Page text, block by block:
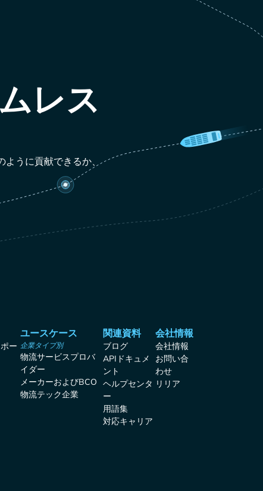
レス
ように貢献できるか、
ー
ユースケース
企業タイプ別
物流サービスプロバ
イダー
メーカーおよびBCO
物流テック企業
関連資料
ブログ
APIドキュメ
ント
ヘルプセンタ
ー
用語集
対応キャリア
会社情報
会社情報
お問い合
わせ
リリア